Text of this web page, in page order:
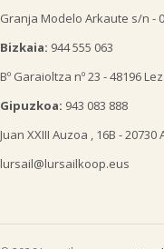
Granja Modelo Arkaute s/n -
Bizkaia: 944 555 063
Bº Garaioltza nº 23 - 48196
Gipuzkoa: 943 083 888
Juan XXIII Auzoa , 16B - 20730
lursail@lursailkoop.eus